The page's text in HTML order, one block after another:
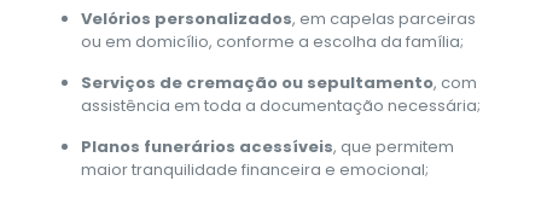
Velórios personalizados, em capelas parceiras
ou em domicílio, conforme a escolha da família;
Serviços de cremação ou sepultamento, com
assistência em toda a documentação necessária;
Planos funerários acessíveis, que permitem
maior tranquilidade financeira e emocional;